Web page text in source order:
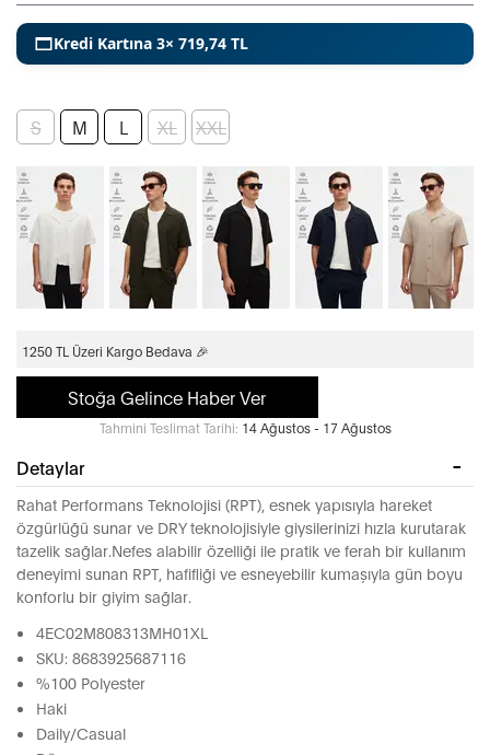
Kredi Kartına 3× 719,74 TL
S M L XL XXL
1250 TL Üzeri Kargo Bedava 🎉
Stoğa Gelince Haber Ver
Tahmini Teslimat Tarihi: 14 Ağustos - 17 Ağustos
Detaylar
Rahat Performans Teknolojisi (RPT), esnek yapısıyla hareket
özgürlüğü sunar ve DRY teknolojisiyle giysilerinizi hızla kurutarak
tazelik sağlar.Nefes alabilir özelliği ile pratik ve ferah bir kullanım
deneyimi sunan RPT, hafifliği ve esneyebilir kumaşıyla gün boyu
konforlu bir giyim sağlar.
4EC02M808313MH01XL
SKU: 8683925687116
%100 Polyester
Haki
Daily/Casual